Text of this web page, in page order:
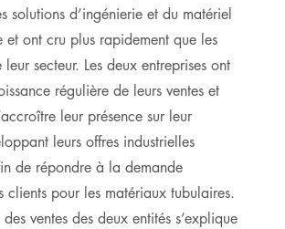
solutions d’ingénierie et du matériel
et ont cru plus rapidement que les
leur secteur. Les deux entreprises ont
régulière de leurs ventes et
leur présence sur leur
leurs offres industrielles
de répondre à la demande
clients pour les matériaux tubulaires.
ventes des deux entités s’explique